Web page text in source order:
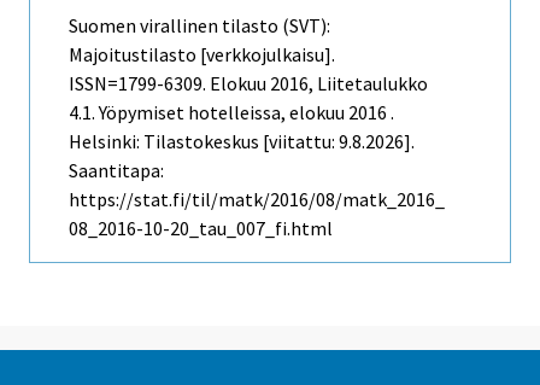
Suomen virallinen tilasto (SVT):
Majoitustilasto [verkkojulkaisu].
ISSN=1799-6309. Elokuu 2016, Liitetaulukko
4.1. Yöpymiset hotelleissa, elokuu 2016 .
Helsinki: Tilastokeskus [viitattu: 9.8.2026].
Saantitapa:
https://stat.fi/til/matk/2016/08/matk_2016_
08_2016-10-20_tau_007_fi.html